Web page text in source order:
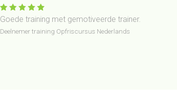
Goede training met gemotiveerde trainer.
Deelnemer training Opfriscursus Nederlands